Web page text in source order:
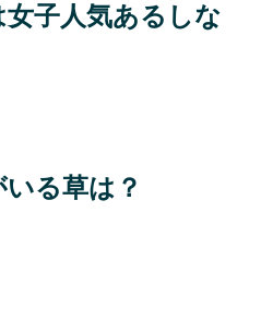
子人気あるしな
る草は？